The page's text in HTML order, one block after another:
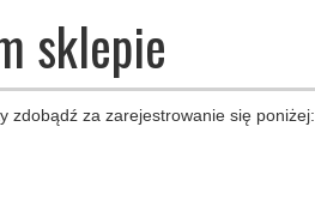
sklepie
zdobądź za zarejestrowanie się poniżej: